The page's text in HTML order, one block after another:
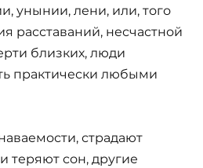
унынии, лени, или, того
расставаний, несчастной
близких, люди
практически любыми
страдают
теряют сон, другие